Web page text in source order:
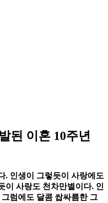
된 이혼 10주년
. 인생이 그렇듯이 사랑에도
이 사랑도 천차만별이다. 인
럼에도 달콤 쌉싸름한 그